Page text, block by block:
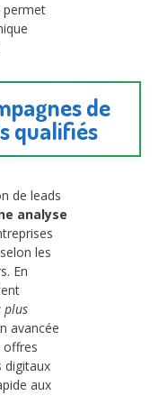
permet
de
qualifiés
de leads
analyse
les
En
plus
avancée
offres
digitaux
aux